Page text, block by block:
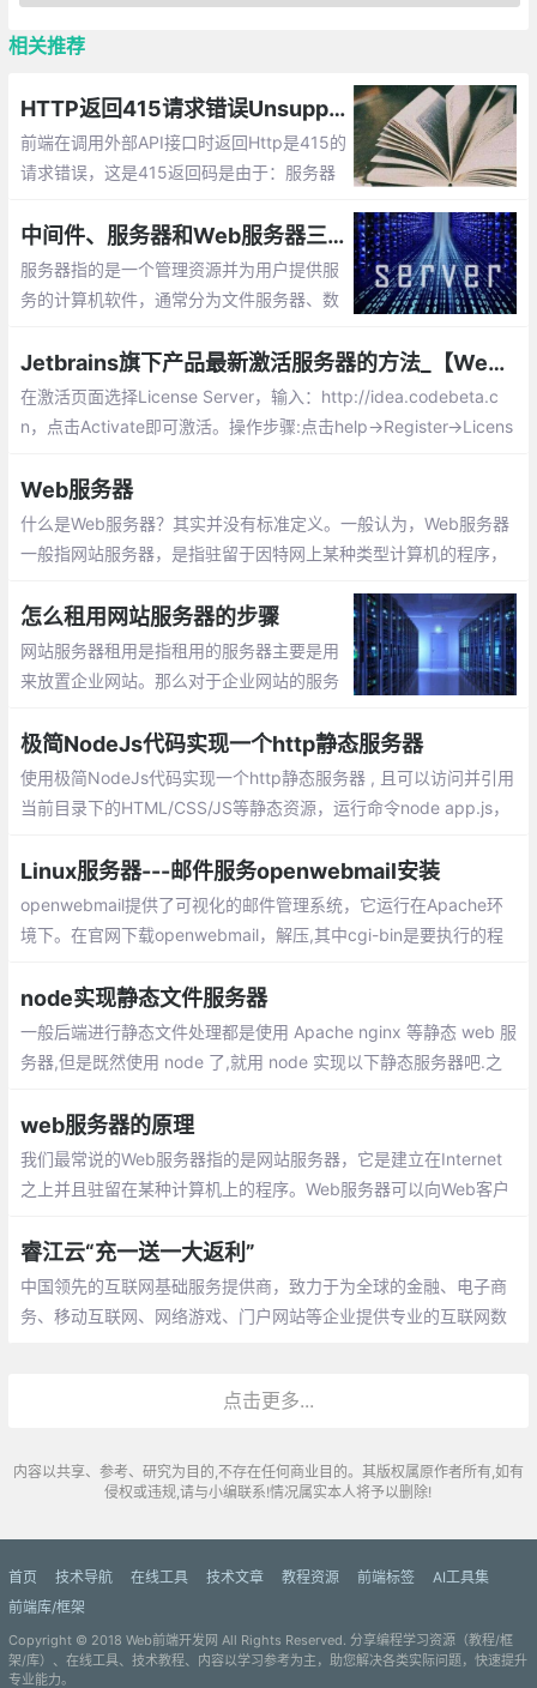
相关推荐
HTTP返回415请求错误Unsupported Media Type:415表示服务器无法处理请求附带的媒体格式
前端在调用外部API接口时返回Http是415的
请求错误，这是415返回码是由于：服务器
法有以下3种：1检查你的 http 请求头信
息；2查看你的 http 请求方法；3post 请求
参数设置
中间件、服务器和Web服务器三者的区别
服务器指的是一个管理资源并为用户提供服
务的计算机软件，通常分为文件服务器、数
件的计算机或计算机系统也被称为服务器。
Jetbrains旗下产品最新激活服务器的方法_【WebStorm 2018版本破解方法】
在激活页面选择License Server，输入：http://idea.codebeta.c
n，点击Activate即可激活。操作步骤:点击help→Register→Licens
Web服务器
什么是Web服务器？其实并没有标准定义。一般认为，Web服务器
一般指网站服务器，是指驻留于因特网上某种类型计算机的程序，
世界浏览
怎么租用网站服务器的步骤
网站服务器租用是指租用的服务器主要是用
来放置企业网站。那么对于企业网站的服务
我来教教大家正确选择租用网站服务器，步
骤如下：
极简NodeJs代码实现一个http静态服务器
使用极简NodeJs代码实现一个http静态服务器 , 且可以访问并引用
当前目录下的HTML/CSS/JS等静态资源，运行命令node app.js，
装；
Linux服务器---邮件服务openwebmail安装
openwebmail提供了可视化的邮件管理系统，它运行在Apache环
境下。在官网下载openwebmail，解压,其中cgi-bin是要执行的程
bin目录下的openwebmail
node实现静态文件服务器
一般后端进行静态文件处理都是使用 Apache nginx 等静态 web 服
务器,但是既然使用 node 了,就用 node 实现以下静态服务器吧.之
web服务器的原理
我们最常说的Web服务器指的是网站服务器，它是建立在Internet
之上并且驻留在某种计算机上的程序。Web服务器可以向Web客户
网络应用程序都可以是Web客户端。
睿江云“充一送一大返利”
中国领先的互联网基础服务提供商，致力于为全球的金融、电子商
务、移动互联网、网络游戏、门户网站等企业提供专业的互联网数
点击更多...
内容以共享、参考、研究为目的,不存在任何商业目的。其版权属原作者所有,如有
侵权或违规,请与小编联系!情况属实本人将予以删除!
首页 技术导航 在线工具 技术文章 教程资源 前端标签
AI工具集
前端库/框架